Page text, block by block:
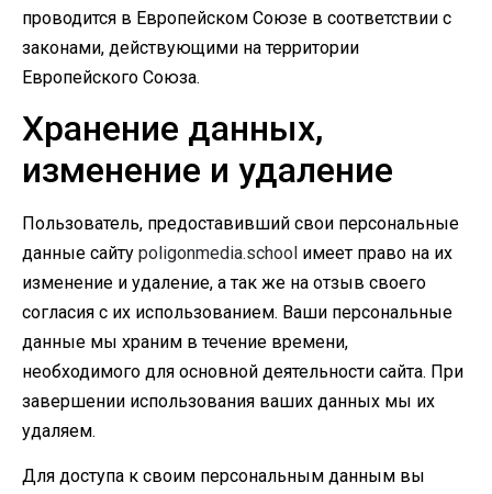
проводится в Европейском Союзе в соответствии с
законами, действующими на территории
Европейского Союза.
Хранение данных,
изменение и удаление
Пользователь, предоставивший свои персональные
данные сайту poligonmedia.school имеет право на их
изменение и удаление, а так же на отзыв своего
согласия с их использованием. Ваши персональные
данные мы храним в течение времени,
необходимого для основной деятельности сайта. При
завершении использования ваших данных мы их
удаляем.
Для доступа к своим персональным данным вы